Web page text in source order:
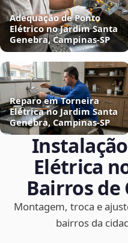
Adequação de Ponto
Elétrico no Jardim Santa
Genebra, Campinas‑SP
Reparo em Torneira
Elétrica no Jardim Santa
Genebra, Campinas‑SP
Elétrica
Bairros de
Montagem, troca e
bairros da